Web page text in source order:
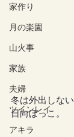
家作り
月の楽園
山火事
家族
夫婦
ツインレイ
アキラ
冬は外出しな
日向ぼっこ。